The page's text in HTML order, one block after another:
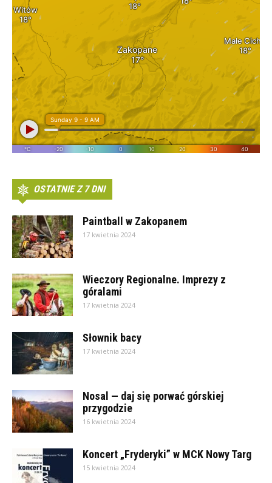
OSTATNIE Z 7 DNI
Paintball w Zakopanem
17 kwietnia 2024
Wieczory Regionalne. Imprezy z
góralami
17 kwietnia 2024
Słownik bacy
17 kwietnia 2024
Nosal — daj się porwać górskiej
przygodzie
16 kwietnia 2024
Koncert „Fryderyki” w MCK Nowy Targ
15 kwietnia 2024